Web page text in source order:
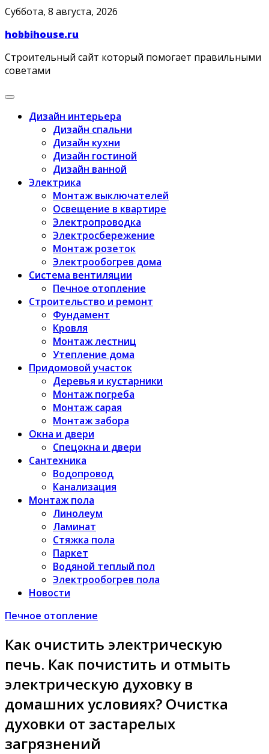
Skip
content
Суббота, 8 августа, 2026
hobbihouse.ru
Строительный сайт который помогает правильными
советами
Дизайн интерьера
Дизайн спальни
Дизайн кухни
Дизайн гостиной
Дизайн ванной
Электрика
Монтаж выключателей
Освещение в квартире
Электропроводка
Электросбережение
Монтаж розеток
Электрообогрев дома
Система вентиляции
Печное отопление
Строительство и ремонт
Фундамент
Кровля
Монтаж лестниц
Утепление дома
Придомовой участок
Деревья и кустарники
Монтаж погреба
Монтаж сарая
Монтаж забора
Окна и двери
Спецокна и двери
Сантехника
Водопровод
Канализация
Монтаж пола
Линолеум
Ламинат
Стяжка пола
Паркет
Водяной теплый пол
Электрообогрев пола
Новости
Печное отопление
Как очистить электрическую
печь. Как почистить и отмыть
электрическую духовку в
домашних условиях? Очистка
духовки от застарелых
загрязнений